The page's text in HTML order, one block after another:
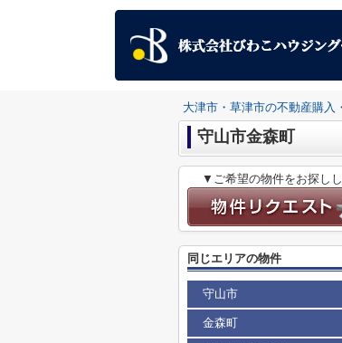
大津市・草津市の不動産購入
守山市金森町
▼ご希望の物件をお探し
同じエリアの物件
守山市
金森町